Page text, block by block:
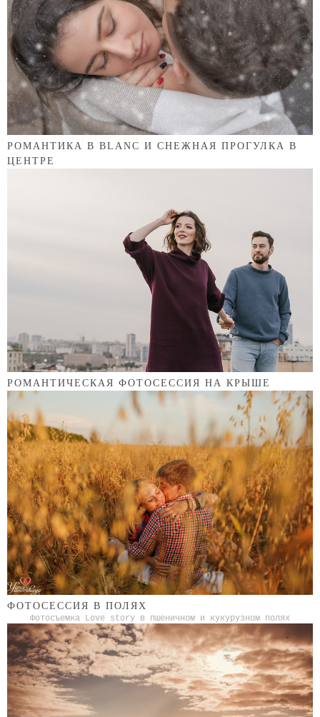
РОМАНТИКА В BLANC И СНЕЖНАЯ ПРОГУЛКА В
ЦЕНТРЕ
РОМАНТИЧЕСКАЯ ФОТОСЕССИЯ НА КРЫШЕ
ФОТОСЕССИЯ В ПОЛЯХ
Фотосъемка Love story в пшеничном и кукурузном полях